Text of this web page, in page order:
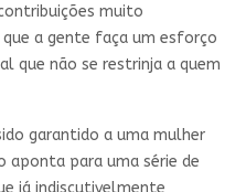
muito
a gente faça um esforço
que não se restrinja a quem
garantido a uma mulher
aponta para uma série de
já indiscutivelmente